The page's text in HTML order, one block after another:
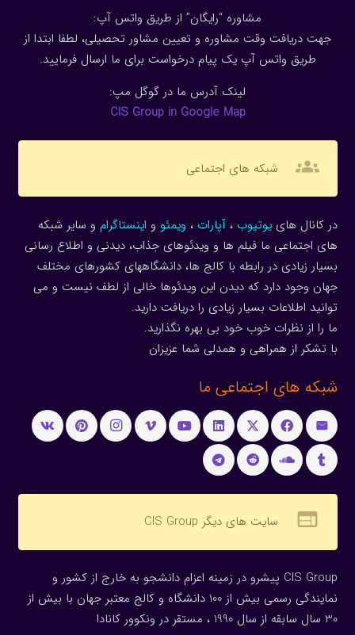
مشاوره “رایگان” از طریق واتس آپ:
جهت دریافت وقت مشاوره و تعیین مشاور تحصیلی، لطفا ابتدا از
طریق واتس آپ یک پیام درخواست برای ما ارسال فرمایید.
لینک آدرس ما در گوگل مپ:
CIS Group in Google Map
groups شبکه های اجتماعی
در کانال هاییوتیوب ، آپارات ، ویمئو و اینستاگرام و سایر شبکه
های اجتماعی ما فیلم ها و ویدئوهای جذاب، دیدنی و اطلاع رسانی
بسیار زیادی در رابطه با کالج ها، دانشگاههای کشورهای مختلف
جهان وجود دارد که دیدن این ویدئوها خالی از لطف نیست و می
توانید اطلاعات بسیار زیادی را دریافت دارید.
ما را از نظرات خوب خود بی بهره نگذارید.
با تشکر از همراهی و همدلی شما عزیزان
شبکه های اجتماعی ما
web سایت های دیگر CIS Group
CIS Group پیشرو در زمینه اعزام دانشجو به خارج از کشور و
نمایندگی رسمی بیش از 100 دانشگاه و کالج معتبر جهان با بیش از
30 سال سابقه از سال 1990 ، مستقر در ونکوور کانادا